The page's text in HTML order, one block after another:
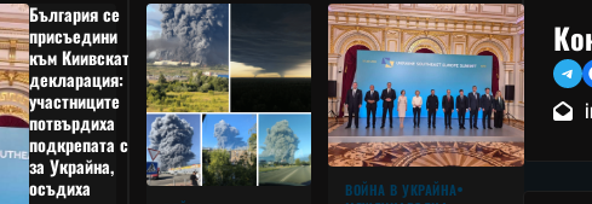
България се
присъедини
към Киивската
декларация:
участниците
потвърдиха
подкрепата си
за Украйна,
осъдиха
ВОЙНА В УКРАЙНА